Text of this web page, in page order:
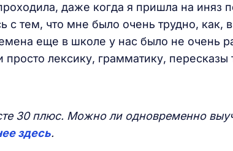
даже когда я пришла на иняз
с тем, что мне было очень трудно,
еще в школе у нас было не очень
просто лексику, грамматику,
30 плюс. Можно ли одновременно
здесь.